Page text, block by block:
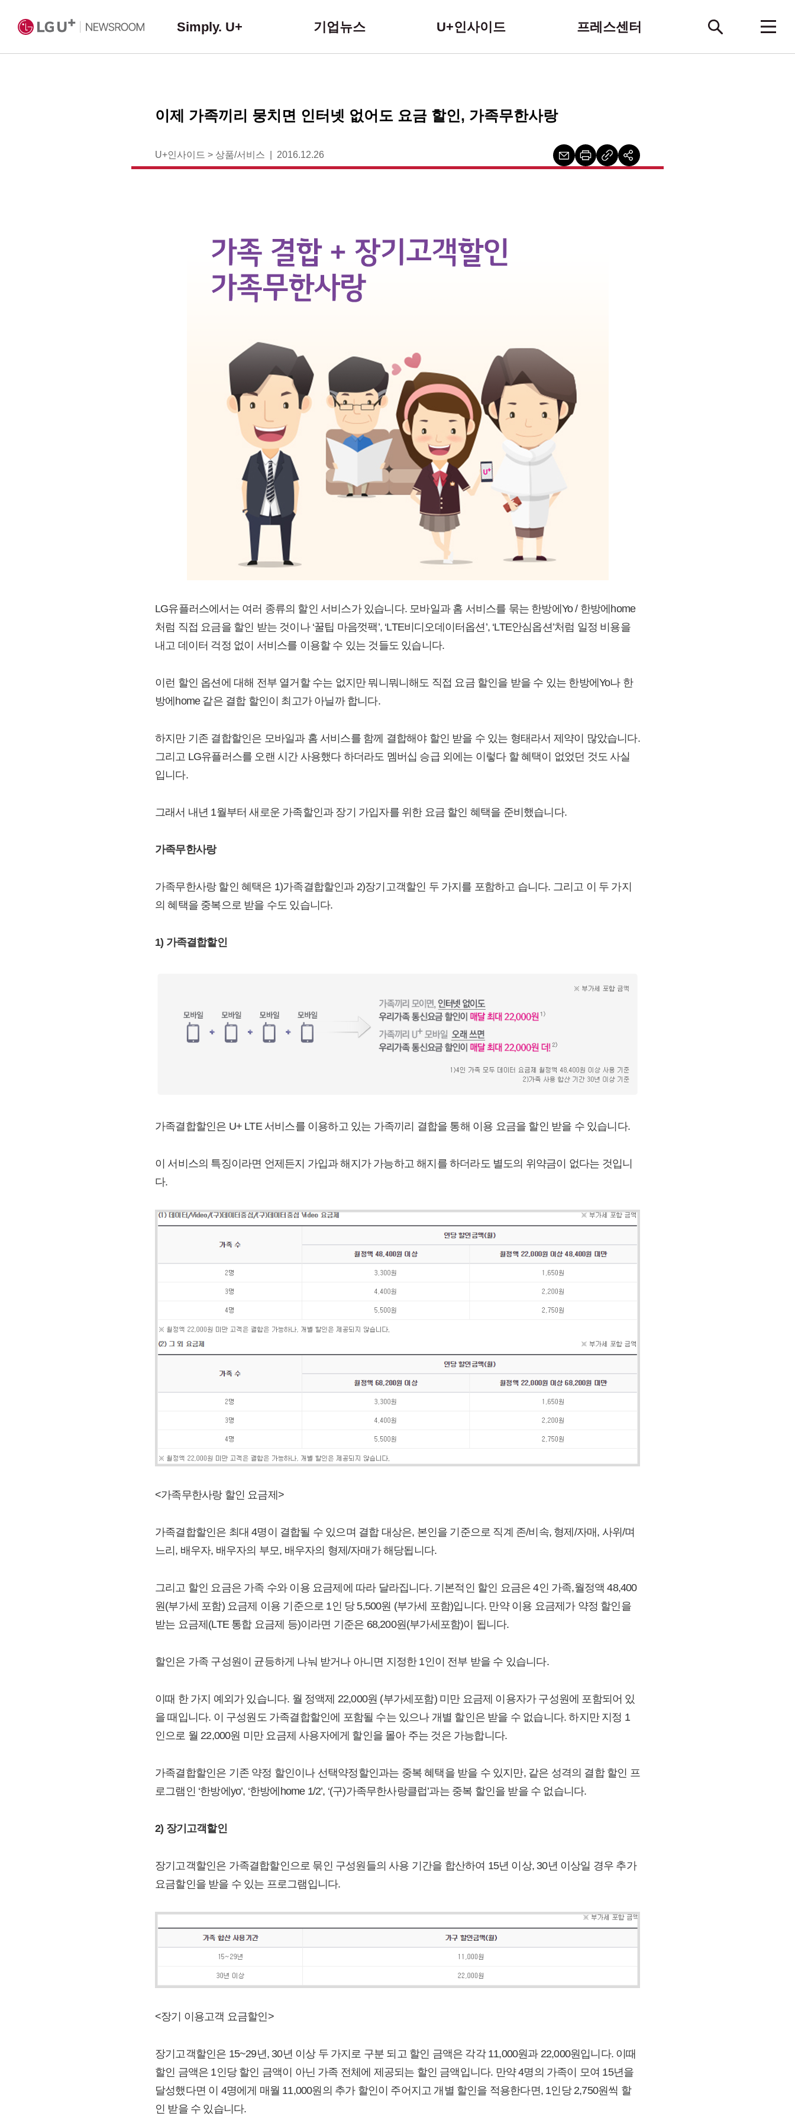
Simply. U+ 기업뉴스 U+인사이드 프레스센터
이제 가족끼리 뭉치면 인터넷 없어도 요금 할인, 가족무한사랑
U+인사이드 > 상품/서비스 2016.12.26
LG유플러스에서는 여러 종류의 할인 서비스가 있습니다. 모바일과 홈 서비스를 묶는 한방에Yo / 한방에home
처럼 직접 요금을 할인 받는 것이나 ‘꿀팁 마음껏팩’, ‘LTE비디오데이터옵션’, ‘LTE안심옵션’처럼 일정 비용을
내고 데이터 걱정 없이 서비스를 이용할 수 있는 것들도 있습니다.
이런 할인 옵션에 대해 전부 열거할 수는 없지만 뭐니뭐니해도 직접 요금 할인을 받을 수 있는 한방에Yo나 한
방에home 같은 결합 할인이 최고가 아닐까 합니다.
하지만 기존 결합할인은 모바일과 홈 서비스를 함께 결합해야 할인 받을 수 있는 형태라서 제약이 많았습니다.
그리고 LG유플러스를 오랜 시간 사용했다 하더라도 멤버십 승급 외에는 이렇다 할 혜택이 없었던 것도 사실
입니다.
그래서 내년 1월부터 새로운 가족할인과 장기 가입자를 위한 요금 할인 혜택을 준비했습니다.
가족무한사랑
가족무한사랑 할인 혜택은 1)가족결합할인과 2)장기고객할인 두 가지를 포함하고 습니다. 그리고 이 두 가지
의 혜택을 중복으로 받을 수도 있습니다.
1) 가족결합할인
가족결합할인은 U+ LTE 서비스를 이용하고 있는 가족끼리 결합을 통해 이용 요금을 할인 받을 수 있습니다.
이 서비스의 특징이라면 언제든지 가입과 해지가 가능하고 해지를 하더라도 별도의 위약금이 없다는 것입니
다.
<가족무한사랑 할인 요금제>
가족결합할인은 최대 4명이 결합될 수 있으며 결합 대상은, 본인을 기준으로 직계 존/비속, 형제/자매, 사위/며
느리, 배우자, 배우자의 부모, 배우자의 형제/자매가 해당됩니다.
그리고 할인 요금은 가족 수와 이용 요금제에 따라 달라집니다. 기본적인 할인 요금은 4인 가족,월정액 48,400
원(부가세 포함) 요금제 이용 기준으로 1인 당 5,500원 (부가세 포함)입니다. 만약 이용 요금제가 약정 할인을
받는 요금제(LTE 통합 요금제 등)이라면 기준은 68,200원(부가세포함)이 됩니다.
할인은 가족 구성원이 균등하게 나눠 받거나 아니면 지정한 1인이 전부 받을 수 있습니다.
이때 한 가지 예외가 있습니다. 월 정액제 22,000원 (부가세포함) 미만 요금제 이용자가 구성원에 포함되어 있
을 때입니다. 이 구성원도 가족결합할인에 포함될 수는 있으나 개별 할인은 받을 수 없습니다. 하지만 지정 1
인으로 월 22,000원 미만 요금제 사용자에게 할인을 몰아 주는 것은 가능합니다.
가족결합할인은 기존 약정 할인이나 선택약정할인과는 중복 혜택을 받을 수 있지만, 같은 성격의 결합 할인 프
로그램인 ‘한방에yo’, ‘한방에home 1/2’, ‘(구)가족무한사랑클럽’과는 중복 할인을 받을 수 없습니다.
2) 장기고객할인
장기고객할인은 가족결합할인으로 묶인 구성원들의 사용 기간을 합산하여 15년 이상, 30년 이상일 경우 추가
요금할인을 받을 수 있는 프로그램입니다.
<장기 이용고객 요금할인>
장기고객할인은 15~29년, 30년 이상 두 가지로 구분 되고 할인 금액은 각각 11,000원과 22,000원입니다. 이때
할인 금액은 1인당 할인 금액이 아닌 가족 전체에 제공되는 할인 금액입니다. 만약 4명의 가족이 모여 15년을
달성했다면 이 4명에게 매월 11,000원의 추가 할인이 주어지고 개별 할인을 적용한다면, 1인당 2,750원씩 할
인 받을 수 있습니다.